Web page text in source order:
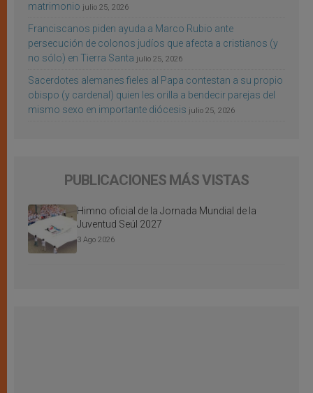
matrimonio julio 25, 2026
Franciscanos piden ayuda a Marco Rubio ante
persecución de colonos judíos que afecta a cristianos (y
no sólo) en Tierra Santa julio 25, 2026
Sacerdotes alemanes fieles al Papa contestan a su propio
obispo (y cardenal) quien les orilla a bendecir parejas del
mismo sexo en importante diócesis julio 25, 2026
PUBLICACIONES MÁS VISTAS
Himno oficial de la Jornada Mundial de la
Juventud Seúl 2027
3 Ago 2026